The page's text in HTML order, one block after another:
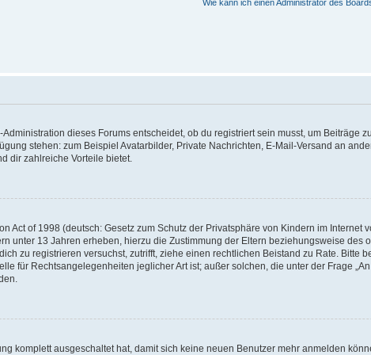
Wie kann ich einen Administrator des
dieses Forums entscheidet, ob du registriert sein musst, um Beiträge
stehen: zum Beispiel Avatarbilder, Private Nachrichten, E-Mail-Versand an
dir zahlreiche Vorteile bietet.
Act of 1998 (deutsch: Gesetz zum Schutz der Privatsphäre von Kindern im Internet
unter 13 Jahren erheben, hierzu die Zustimmung der Eltern beziehungsweise des
zu registrieren versuchst, zutrifft, ziehe einen rechtlichen Beistand zu Rate. Bitte
für Rechtsangelegenheiten jeglicher Art ist; außer solchen, die unter der Frage
komplett ausgeschaltet hat, damit sich keine neuen Benutzer mehr anmelden